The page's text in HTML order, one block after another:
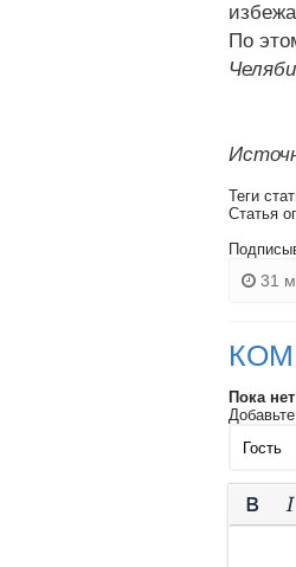
По
Теги
Статья
31
Пока